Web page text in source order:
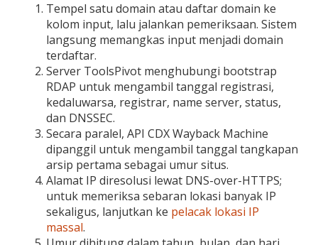
Tempel satu domain atau daftar domain ke
kolom input, lalu jalankan pemeriksaan. Sistem
langsung memangkas input menjadi domain
terdaftar.
Server ToolsPivot menghubungi bootstrap
RDAP untuk mengambil tanggal registrasi,
kedaluwarsa, registrar, name server, status,
dan DNSSEC.
Secara paralel, API CDX Wayback Machine
dipanggil untuk mengambil tanggal tangkapan
arsip pertama sebagai umur situs.
Alamat IP diresolusi lewat DNS-over-HTTPS;
untuk memeriksa sebaran lokasi banyak IP
sekaligus, lanjutkan ke pelacak lokasi IP
massal.